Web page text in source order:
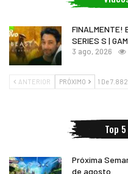
FINALMENTE!
SERIES S |
3 ago, 2026
ANTERIOR PRÓXIMO 1 De 7.882
Top
Próxima
de agosto